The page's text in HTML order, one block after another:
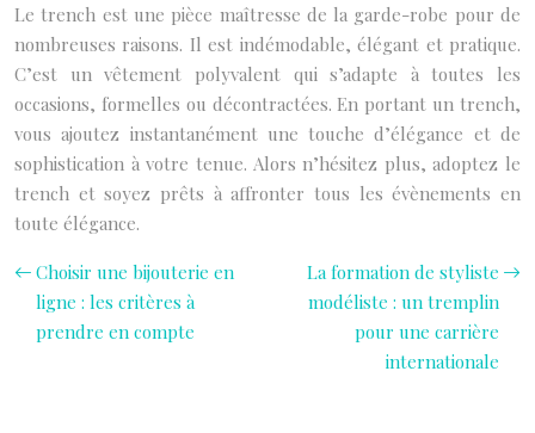
Le trench est une pièce maîtresse de la garde-robe pour de
nombreuses raisons. Il est indémodable, élégant et pratique.
C’est un vêtement polyvalent qui s’adapte à toutes les
occasions, formelles ou décontractées. En portant un trench,
vous ajoutez instantanément une touche d’élégance et de
sophistication à votre tenue. Alors n’hésitez plus, adoptez le
trench et soyez prêts à affronter tous les évènements en
toute élégance.
Choisir une bijouterie en
ligne : les critères à
prendre en compte
La formation de styliste
modéliste : un tremplin
pour une carrière
internationale